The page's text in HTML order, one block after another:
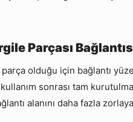
Parçası
olduğu için bağlantı
kullanım sonrası tam
alanını daha fazla